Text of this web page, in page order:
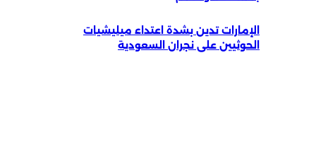
الإمارات تدين بشدة اعتداء ميليشيات
الحوثيين على نجران السعودية